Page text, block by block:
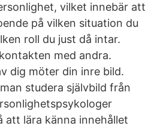
vilket innebär att
på vilken situation du
roll du just då intar.
med andra.
dig möter din inre bild.
studera självbild från
att lära känna innehållet